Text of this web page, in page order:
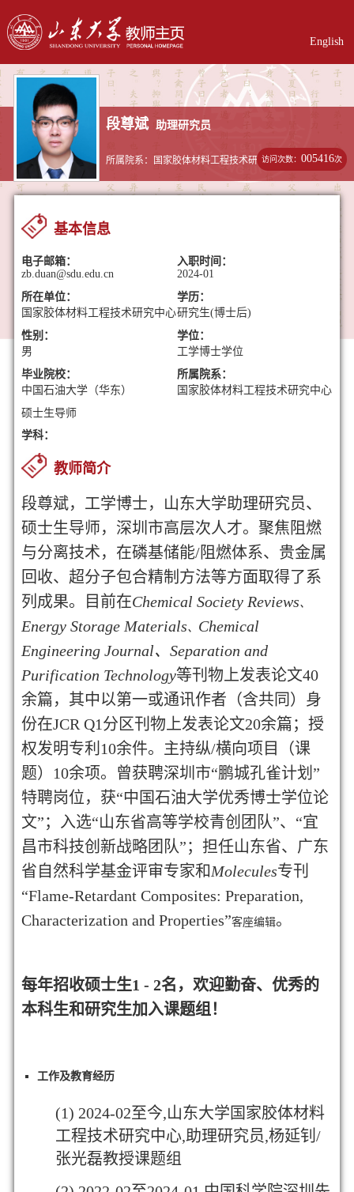
English
段尊斌 助理研究员
所属院系：国家胶体材料工程技术研究中心
访问次数：005416次
基本信息
电子邮箱：
zb.duan@sdu.edu.cn
入职时间：
2024-01
所在单位：
国家胶体材料工程技术研究中心
学历：
研究生(博士后)
性别：
男
学位：
工学博士学位
毕业院校：
中国石油大学（华东）
所属院系：
国家胶体材料工程技术研究中心
硕士生导师
学科：
教师简介
段尊斌，工学博士，山东大学助理研究员、
硕士生导师，深圳市高层次人才。聚焦阻燃
与分离技术，在磷基储能/阻燃体系、贵金属
回收、超分子包合精制方法等方面取得了系
列成果。目前在Chemical Society Reviews、
Energy Storage Materials、 Chemical
Engineering Journal、 Separation and
Purification Technology等刊物上发表论文40
余篇，其中以第一或通讯作者（含共同）身
份在JCR Q1分区刊物上发表论文20余篇；授
权发明专利 10余件。主持纵/横向项目（课
题） 10余项。曾获聘深圳市“鹏城孔雀计划 ”
特聘岗位，获“中国石油大学优秀博士学位论
文”；入选“山东省高等学校青创团队”、 “宜
昌市科技创新战略团队”；担任山东省、广东
省自然科学基金评审专家和Molecules专刊
“Flame-Retardant Composites: Preparation,
Characterization and Properties”客座编辑。
每年招收硕士生1 - 2名，欢迎勤奋、优秀的
本科生和研究生加入课题组！
工作及教育经历
(1) 2024-02至今,山东大学国家胶体材料
工程技术研究中心,助理研究员,杨延钊/
张光磊教授课题组